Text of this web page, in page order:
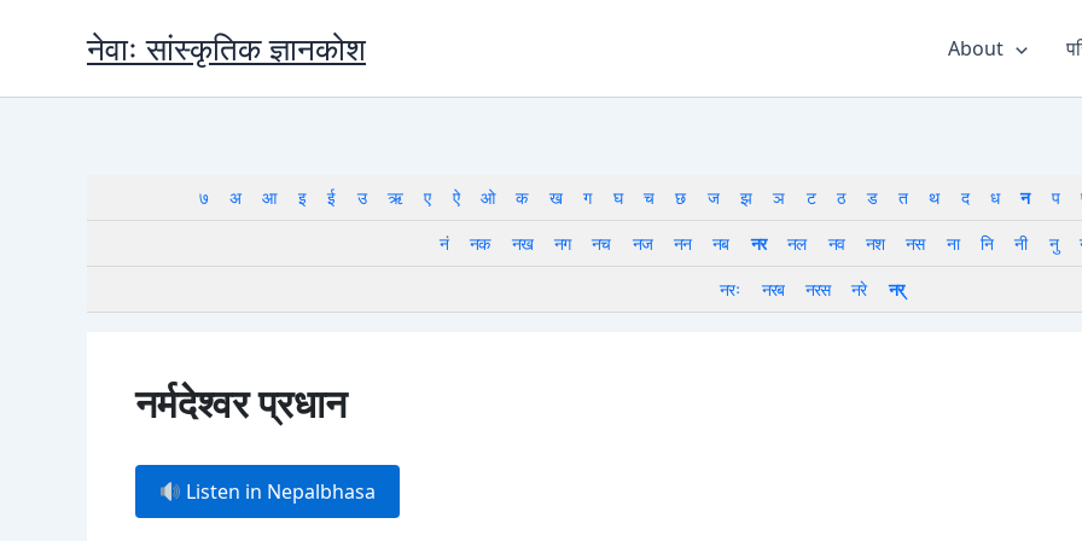
नेवाः सांस्कृतिक ज्ञानकोश About
७ अ आ इ ई उ ऋ ए ऐ ओ क ख ग घ च छ ज झ ञ ट ठ ड त थ द ध न प
नं
नक नख नग नच नज नन नब नर नल नव नश नस ना नि नी नु
नरः
नरब नरस नरे नर्
नर्मदेश्वर प्रधान
Listen in Nepalbhasa